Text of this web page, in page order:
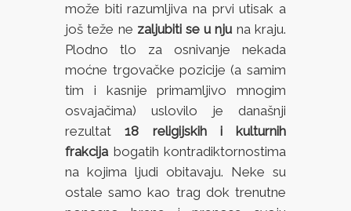
može biti razumljiva na prvi utisak a
još teže ne zaljubiti se u nju na kraju.
Plodno tlo za osnivanje nekada
moćne trgovačke pozicije (a samim
tim i kasnije primamljivo mnogim
osvajačima) uslovilo je današnji
rezultat18 religijskih i kulturnih
frakcija bogatih kontradiktornostima
na kojima ljudi obitavaju. Neke su
ostale samo kao trag dok trenutne